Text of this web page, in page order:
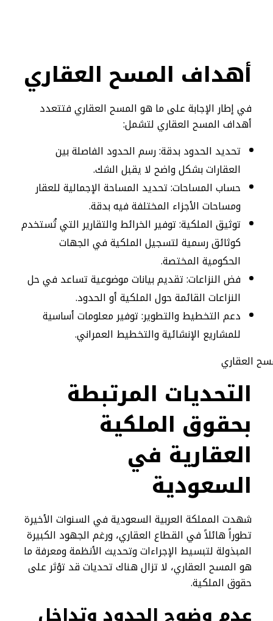
أهداف المسح العقاري
في إطار الإجابة على ما هو المسح العقاري فتتعدد
أهداف المسح العقاري لتشمل:
تحديد الحدود بدقة: رسم الحدود الفاصلة بين
العقارات بشكل واضح لا يقبل الشك.
حساب المساحات: تحديد المساحة الإجمالية للعقار
ومساحات الأجزاء المختلفة فيه بدقة.
توثيق الملكية: توفير الخرائط والتقارير التي تُستخدم
كوثائق رسمية لتسجيل الملكية في الجهات
الحكومية المختصة.
فض النزاعات: تقديم بيانات موضوعية تساعد في حل
النزاعات القائمة حول الملكية أو الحدود.
دعم التخطيط والتطوير: توفير معلومات أساسية
للمشاريع الإنشائية والتخطيط العمراني.
التحديات المرتبطة
بحقوق الملكية
العقارية في
السعودية
شهدت المملكة العربية السعودية في السنوات الأخيرة
تطوراً هائلاً في القطاع العقاري، ورغم الجهود الكبيرة
المبذولة لتبسيط الإجراءات وتحديث الأنظمة ومعرفة ما
هو المسح العقاري، لا تزال هناك تحديات قد تؤثر على
حقوق الملكية.